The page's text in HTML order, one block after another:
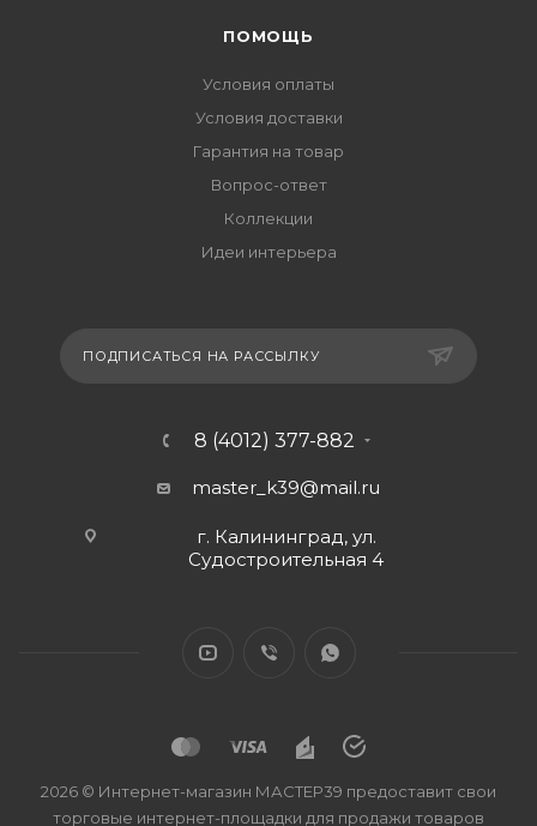
ПОМОЩЬ
Условия оплаты
Условия доставки
Гарантия на товар
Вопрос-ответ
Коллекции
Идеи интерьера
ПОДПИСАТЬСЯ НА РАССЫЛКУ
8 (4012) 377-882
master_k39@mail.ru
г. Калининград, ул.
Судостроительная 4
2026 © Интернет-магазин МАСТЕР39 предоставит свои
торговые интернет-площадки для продажи товаров